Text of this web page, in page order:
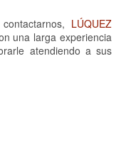
LÚQUEZ
una larga experiencia
atendiendo a sus